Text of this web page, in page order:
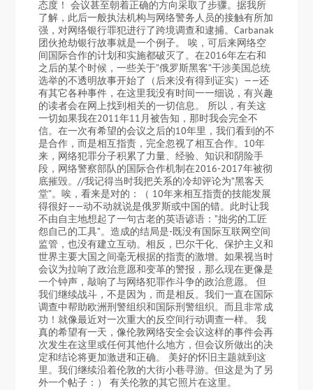
态度！ 会议甚至朝着正确的方向采取了步骤。据我所
了解，此后一般执法机构与网络警务人员的接触有所加
强，对网络银行罪犯进行了跨境调查和逮捕。Carbanak
团伙抢劫银行故事就是一个例子。 唉，可后来网络空
间国际合作的计划和实施都破灭了。在2016年左右和
之后的某个时候，一些关于”俄罗斯黑客”干涉美国总统
选举的不透明故事开始了（后来没有得到证实）——还
有其它各种事件，在这里我没有时间一一细说，有兴趣
的读者会在网上找到相关的一切信息。 所以，有关这
一切如果我在2011年11月被告知，那时我会完全不
信。在一次有希望的会议之后的10年里，我们看到的不
是合作，而是相互指责，完全忽视了相互合作。10年
来，网络犯罪分子积累了力量、经验、知识和阴险手
段，网络警察部队的国际合作机制在2016-2017年被彻
底摧毁。//我记得当时我把关系的冷却评论为”黑客天
堂”。唉，看来是对的：（ 10年来相互指责的技能发展
得很好——动不动就说是俄罗斯或中国的错。此时让我
不由自主地想起了一句古老的英语谚语：”拙劣的工匠
怨自己的工具”。造成的结局是-既没有国际互联网空间
监管，也没有建立互动。相反，巴尔干化、保护主义和
世界主要大国之间毫无根据的指责的激增。如果视当时
会议为拉响了政治意愿和变革的警报，那么现在更像是
一个钟声，敲响了与网络犯罪作斗争的政治意愿。 但
我们继续战斗，不是因为，而是相反。我们一直在国际
调查中帮助欧洲刑警组织和国际刑警组织。而且非常成
功！就像最近对一次重大的反空间行动调查一样。 我
真的希望有一天，像伦敦网络安全会议这样的事件会再
次发生在这里或任何其他什么地方，但会议所做出的决
定和结论将更加激进和正确。 美好的怀旧主题就到这
里。我们继续沿着伦敦的大街小巷寻游。但这是为了另
外一个帖子：） 有关伦敦的其它照片在这里。